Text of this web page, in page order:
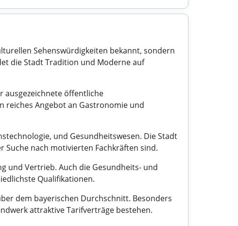
Sehenswürdigkeiten bekannt, sondern
die Stadt Tradition und Moderne auf
ausgezeichnete öffentliche
reiches Angebot an Gastronomie und
und Gesundheitswesen. Die Stadt
nach motivierten Fachkräften sind.
und Vertrieb. Auch die Gesundheits- und
Qualifikationen.
dem bayerischen Durchschnitt. Besonders
attraktive Tarifverträge bestehen.